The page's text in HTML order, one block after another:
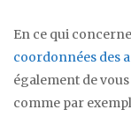
En ce qui
coordonnées des
également de
comme par